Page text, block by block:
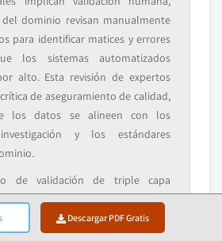
Descargar PDF Gratis
dominio revisan manualmente
para identificar matices y errores
los sistemas automatizados
alto. Esta revisión de expertos
de aseguramiento de calidad,
los datos se alineen con los
y los estándares
de validación de triple capa
fiabilidad de los datos:
✓ Validación de
✓ Verificación